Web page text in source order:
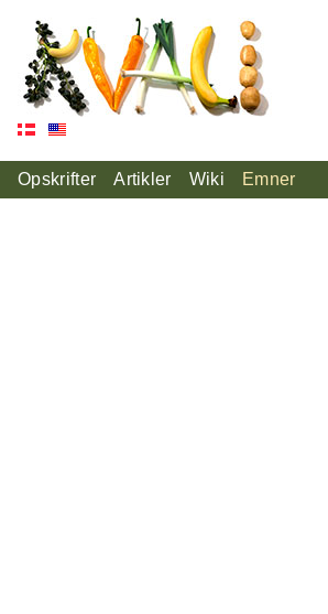
Opskrifter Artikler Wiki Emner